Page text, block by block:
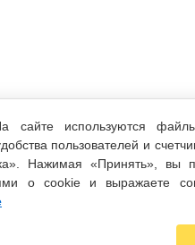
сайте используются
пользователей и
Нажимая «Принять», вы
о cookie и выражаете